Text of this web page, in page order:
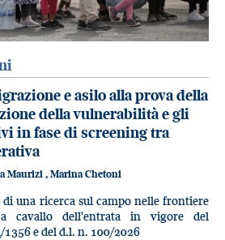
e asilo alla prova della
della vulnerabilità e gli
in fase di screening tra
Maurizi , Marina Chetoni
di una ricerca sul campo nelle frontiere
cavallo dell'entrata in vigore del
e del d.l. n. 100/2026